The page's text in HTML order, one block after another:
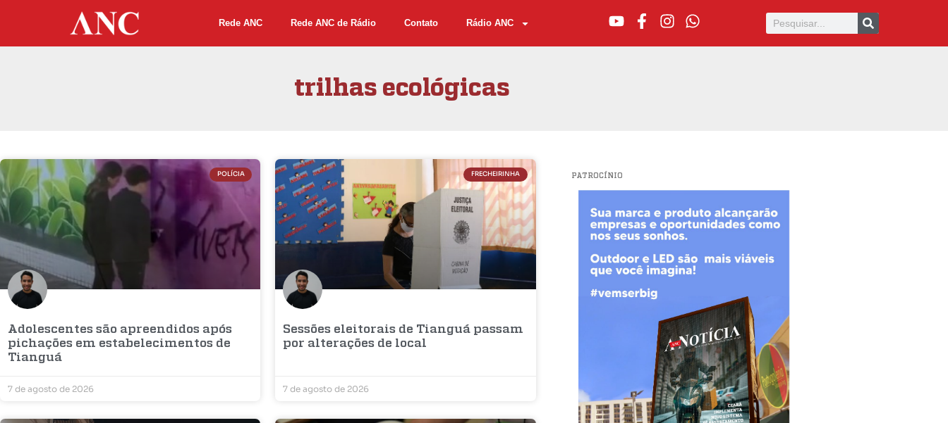
Rede ANC Rede ANC de Rádio Contato Rádio ANC
trilhas ecológicas
POLÍCIA
Adolescentes são apreendidos após
pichações em estabelecimentos de
Tianguá
7 de agosto de 2026
FRECHEIRINHA
Sessões eleitorais de Tianguá passam
por alterações de local
7 de agosto de 2026
PATROCÍNIO